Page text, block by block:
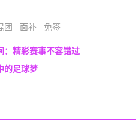
团 面补 免签
：精彩赛事不容错过
的足球梦